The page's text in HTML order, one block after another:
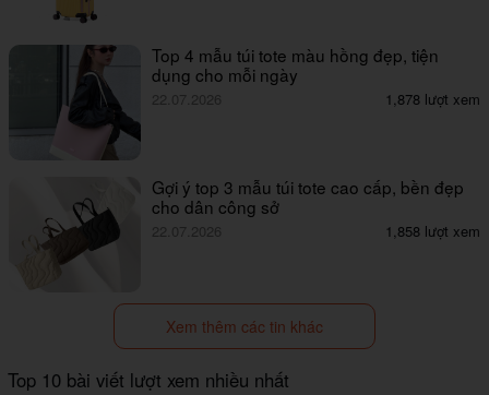
Top 4 mẫu túi tote màu hồng đẹp, tiện
dụng cho mỗi ngày
22.07.2026 1,878 lượt xem
Gợi ý top 3 mẫu túi tote cao cấp, bền đẹp
cho dân công sở
22.07.2026 1,858 lượt xem
Xem thêm các tin khác
Top 10 bài viết lượt xem nhiều nhất